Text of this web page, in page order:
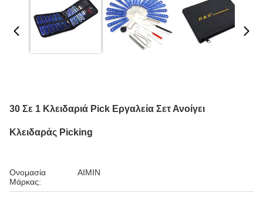
30 Σε 1 Κλειδαριά Pick Εργαλεία Σετ Ανοίγει
Κλειδαράς Picking
Ονομασία
Μάρκας:
AIMIN